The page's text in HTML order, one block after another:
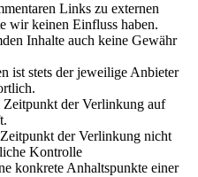
Links zu externen
wir keinen Einfluss haben.
Inhalte auch keine Gewähr
ist stets der jeweilige Anbieter
der Verlinkung auf
der Verlinkung nicht
Kontrolle
konkrete Anhaltspunkte einer